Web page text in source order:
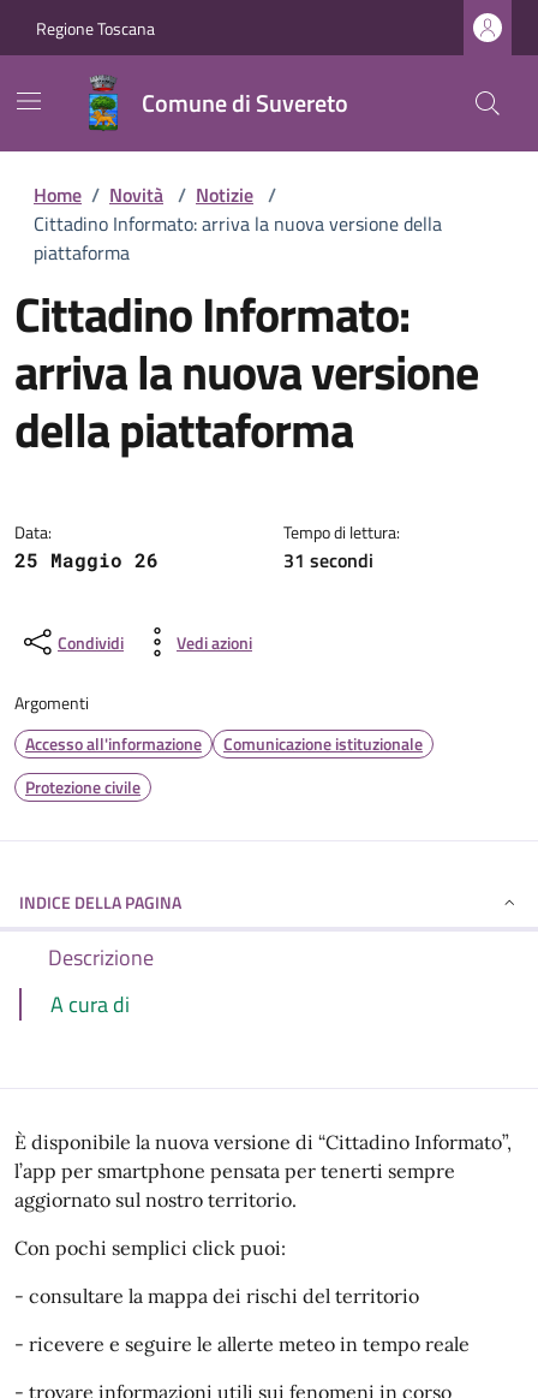
Regione Toscana
Comune di Suvereto
Home / Novità / Notizie /
Cittadino Informato: arriva la nuova versione della
piattaforma
Cittadino Informato:
arriva la nuova versione
della piattaforma
Data:
25 Maggio 26
Tempo di lettura:
31 secondi
Condividi Vedi azioni
Argomenti
Accesso all'informazione
Comunicazione istituzionale
Protezione civile
INDICE DELLA PAGINA
Descrizione
A cura di
È disponibile la nuova versione di “Cittadino Informato”,
l’app per smartphone pensata per tenerti sempre
aggiornato sul nostro territorio.
Con pochi semplici click puoi:
- consultare la mappa dei rischi del territorio
- ricevere e seguire le allerte meteo in tempo reale
- trovare informazioni utili sui fenomeni in corso